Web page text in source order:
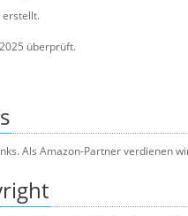
erstellt.
überprüft.
Als Amazon-Partner verdienen